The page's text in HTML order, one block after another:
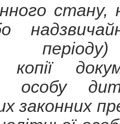
стану,
копії
особу
законних